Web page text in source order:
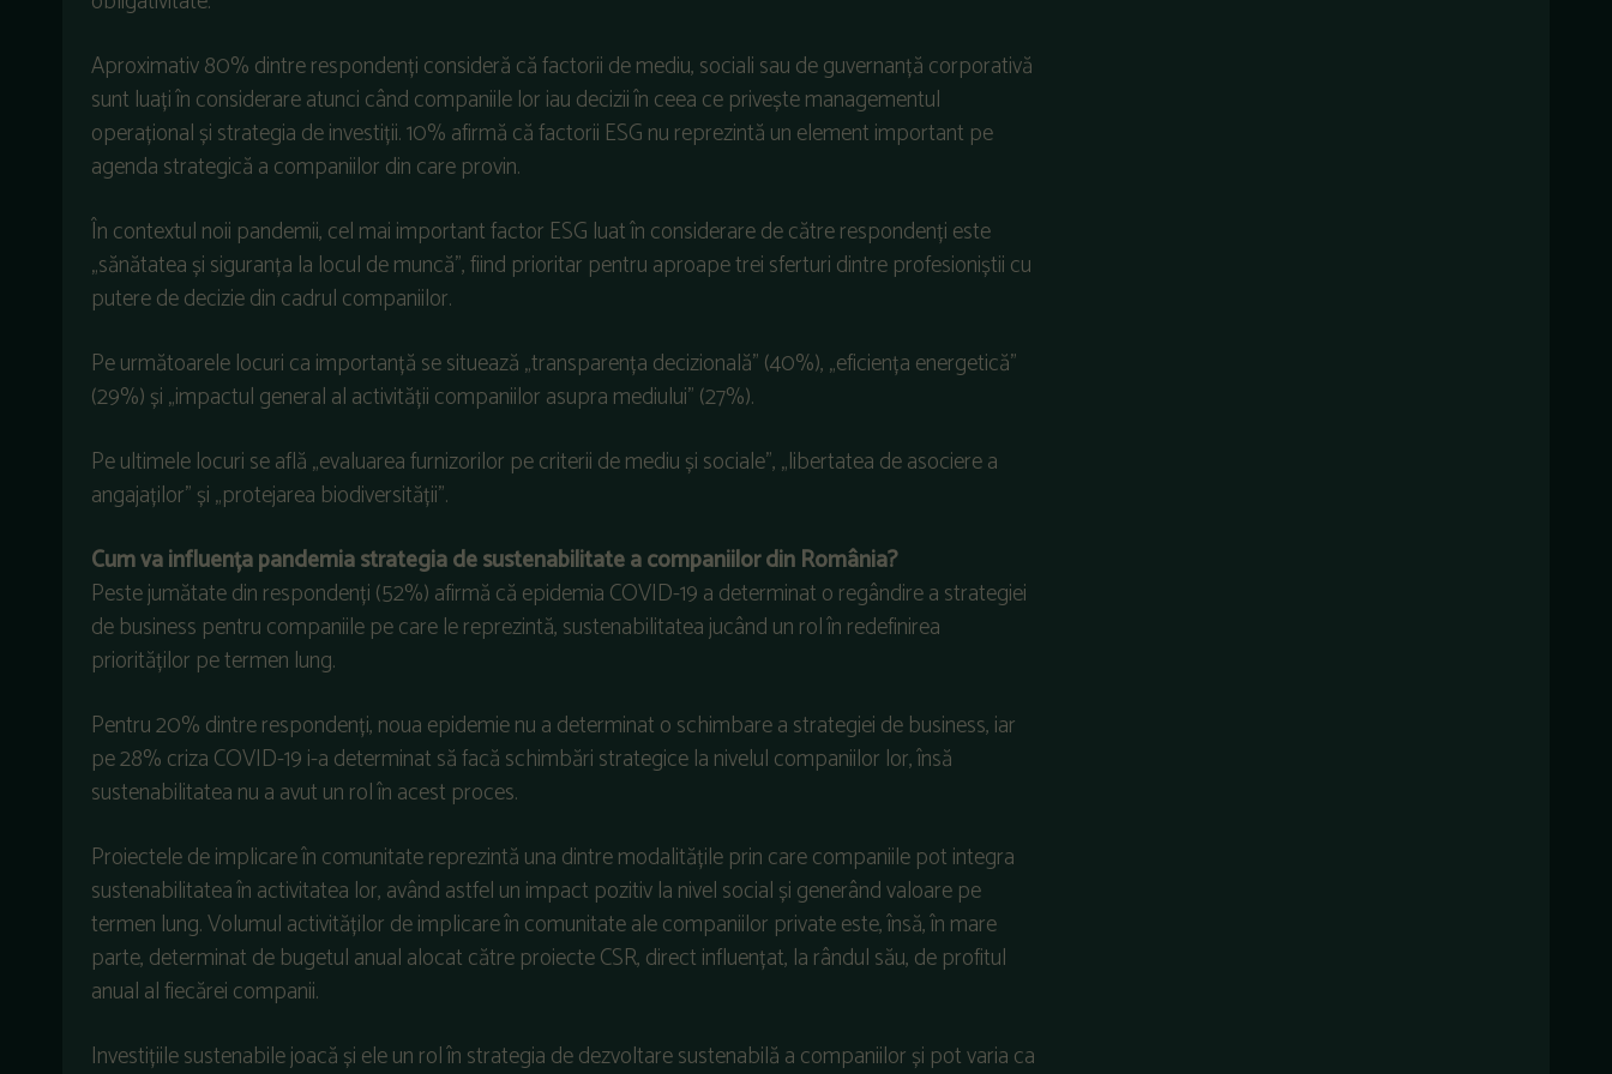
Aproximativ 80% dintre respondenți consideră că factorii de mediu, sociali sau de guvernanță corporativă
sunt luați în considerare atunci când companiile lor iau decizii în ceea ce privește managementul
operațional și strategia de investiții. 10% afirmă că factorii ESG nu reprezintă un element important pe
agenda strategică a companiilor din care provin.
În contextul noii pandemii, cel mai important factor ESG luat în considerare de către respondenți este
„sănătatea și siguranța la locul de muncă”, fiind prioritar pentru aproape trei sferturi dintre profesioniștii cu
putere de decizie din cadrul companiilor.
Pe următoarele locuri ca importanță se situează „transparența decizională” (40%), „eficiența energetică”
(29%) și „impactul general al activității companiilor asupra mediului” (27%).
Pe ultimele locuri se află „evaluarea furnizorilor pe criterii de mediu și sociale”, „libertatea de asociere a
angajaților” și „protejarea biodiversității”.
Cum va influența pandemia strategia de sustenabilitate a companiilor din România?
Peste jumătate din respondenți (52%) afirmă că epidemia COVID-19 a determinat o regândire a strategiei
de business pentru companiile pe care le reprezintă, sustenabilitatea jucând un rol în redefinirea
priorităților pe termen lung.
Pentru 20% dintre respondenți, noua epidemie nu a determinat o schimbare a strategiei de business, iar
pe 28% criza COVID-19 i-a determinat să facă schimbări strategice la nivelul companiilor lor, însă
sustenabilitatea nu a avut un rol în acest proces.
Proiectele de implicare în comunitate reprezintă una dintre modalitățile prin care companiile pot integra
sustenabilitatea în activitatea lor, având astfel un impact pozitiv la nivel social și generând valoare pe
termen lung. Volumul activităților de implicare în comunitate ale companiilor private este, însă, în mare
parte, determinat de bugetul anual alocat către proiecte CSR, direct influențat, la rândul său, de profitul
anual al fiecărei companii.
Investițiile sustenabile joacă și ele un rol în strategia de dezvoltare sustenabilă a companiilor și pot varia ca